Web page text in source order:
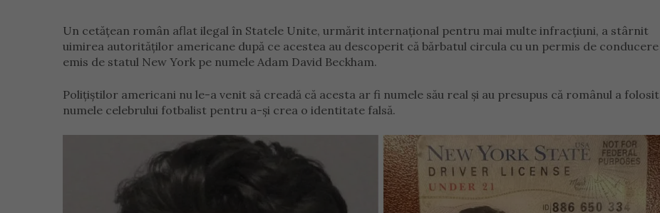
Un cetățean român aflat ilegal în Statele Unite, urmărit internațional pentru mai multe infracțiuni, a stârnit
uimirea autorităților americane după ce acestea au descoperit că bărbatul circula cu un permis de conducere
emis de statul New York pe numele Adam David Beckham.
Polițiștilor americani nu le-a venit să creadă că acesta ar fi numele său real și au presupus că românul a folosit
numele celebrului fotbalist pentru a-și crea o identitate falsă.